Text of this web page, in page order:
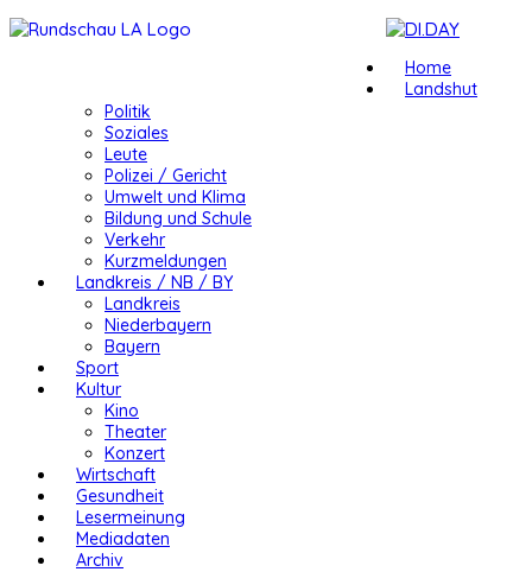
Home
Landshut
Politik
Soziales
Leute
Polizei / Gericht
Umwelt und Klima
Bildung und Schule
Verkehr
Kurzmeldungen
Landkreis / NB / BY
Landkreis
Niederbayern
Bayern
Sport
Kultur
Kino
Theater
Konzert
Wirtschaft
Gesundheit
Lesermeinung
Mediadaten
Archiv